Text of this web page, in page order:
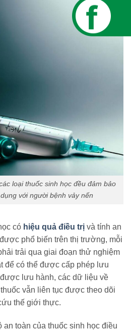
loại thuốc sinh học đều đảm bảo
với người bệnh vảy nến
có hiệu quả điều trị và tính an
phổ biến trên thị trường, mỗi
trải qua giai đoạn thử nghiệm
để có thể được cấp phép lưu
lưu hành, các dữ liệu về
vẫn liên tục được theo dõi
thế giới thực.
an toàn của thuốc sinh học điều